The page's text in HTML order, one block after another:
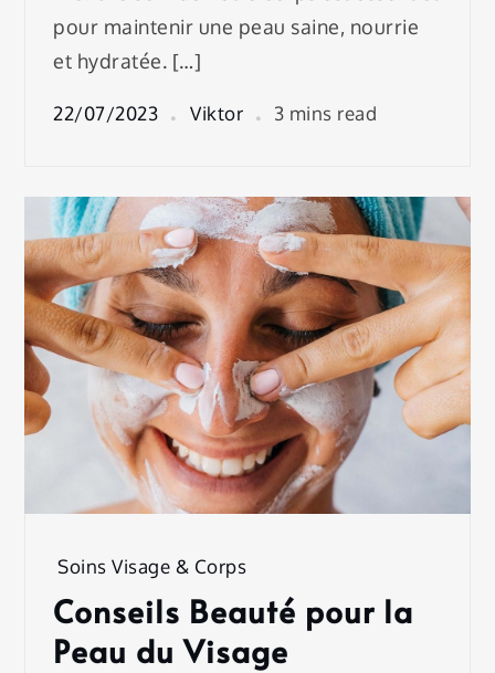
pour maintenir une peau saine, nourrie
et hydratée. […]
22/07/2023 Viktor 3 mins read
Soins Visage & Corps
Conseils Beauté pour la
Peau du Visage